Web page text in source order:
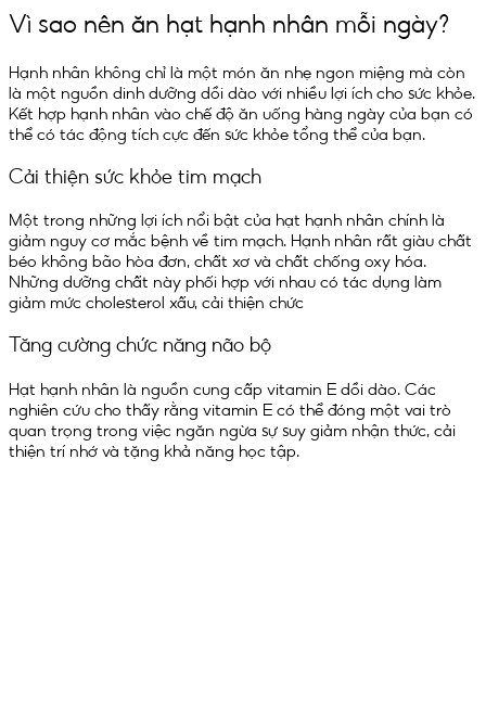
Vì sao nên ăn hạt hạnh nhân mỗi ngày?
Hạnh nhân không chỉ là một món ăn nhẹ ngon miệng mà còn
là một nguồn dinh dưỡng dồi dào với nhiều lợi ích cho sức khỏe.
Kết hợp hạnh nhân vào chế độ ăn uống hàng ngày của bạn có
thể có tác động tích cực đến sức khỏe tổng thể của bạn.
Cải thiện sức khỏe tim mạch
Một trong những lợi ích nổi bật của hạt hạnh nhân chính là
giảm nguy cơ mắc bệnh về tim mạch. Hạnh nhân rất giàu chất
béo không bão hòa đơn, chất xơ và chất chống oxy hóa.
Những dưỡng chất này phối hợp với nhau có tác dụng làm
giảm mức cholesterol xấu, cải thiện chức
Tăng cường chức năng não bộ
Hạt hạnh nhân là nguồn cung cấp vitamin E dồi dào. Các
nghiên cứu cho thấy rằng vitamin E có thể đóng một vai trò
quan trọng trong việc ngăn ngừa sự suy giảm nhận thức, cải
thiện trí nhớ và tặng khả năng học tập.